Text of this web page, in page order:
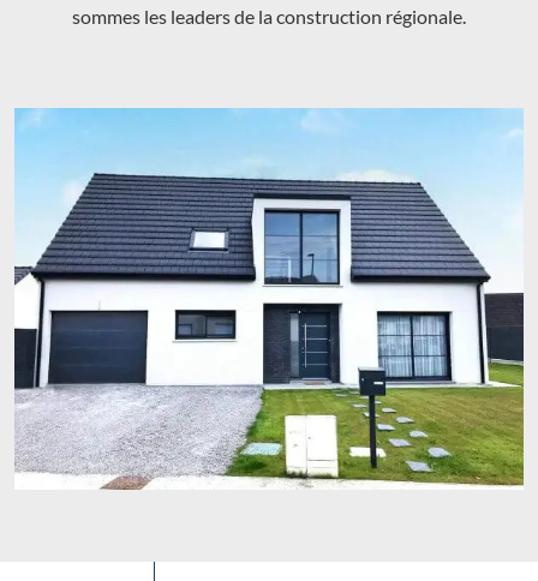
sommes les leaders de la construction régionale.